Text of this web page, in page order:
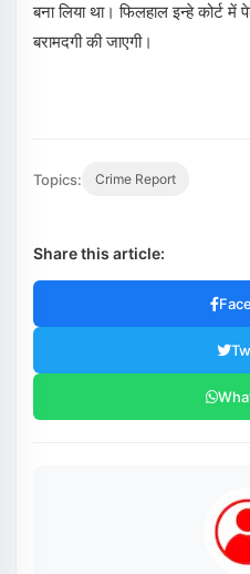
बना लिया था। फिलहाल इन्हे कोर्ट
बरामदगी की जाएगी।
Topics: Crime Report
Share this article: